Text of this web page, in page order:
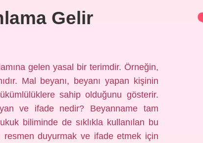
Gelir
gelen yasal bir terimdir. Örneğin,
Mal beyanı, beyanı yapan kişinin
sahip olduğunu gösterir.
ve ifade nedir? Beyanname tam
biliminde de sıklıkla kullanılan bu
duyurmak ve ifade etmek için